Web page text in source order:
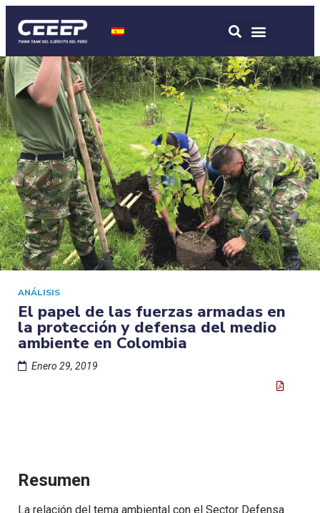
ANÁLISIS
El papel de las fuerzas armadas en
la protección y defensa del medio
ambiente en Colombia
Enero 29, 2019
Resumen
La relación del tema ambiental con el Sector Defensa